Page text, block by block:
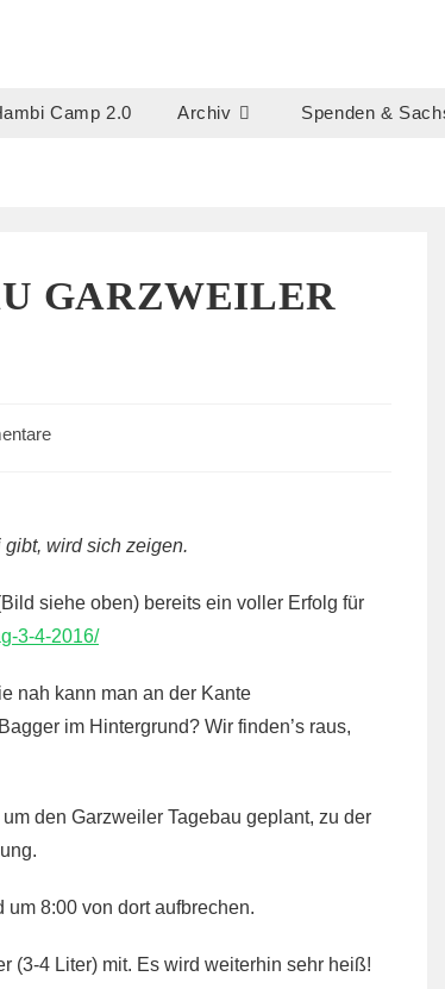
Camp 2.0 Archiv Spenden &
GARZWEILER
wird sich zeigen.
siehe oben) bereits ein voller Erfolg für
3-4-2016/
nah kann man an der Kante
im Hintergrund? Wir finden’s raus,
den Garzweiler Tagebau geplant, zu der
8:00 von dort aufbrechen.
(3-4 Liter) mit. Es wird weiterhin sehr heiß!